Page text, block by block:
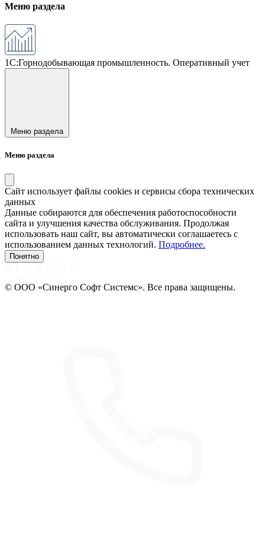
Меню раздела
1С:Горнодобывающая промышленность. Оперативный учет
Меню раздела
Меню раздела
Сайт использует файлы cookies и сервисы сбора технических
данных
Данные собираются для обеспечения работоспособности
сайта и улучшения качества обслуживания. Продолжая
использовать наш сайт, вы автоматически соглашаетесь с
использованием данных технологий. Подробнее.
Понятно
© ООО «Синерго Софт Системс». Все права защищены.